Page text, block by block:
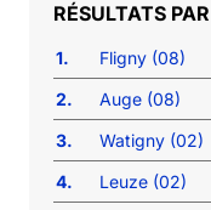
1.
Fligny (08)
2.
Auge (08)
3.
Watigny (02)
4.
Leuze (02)